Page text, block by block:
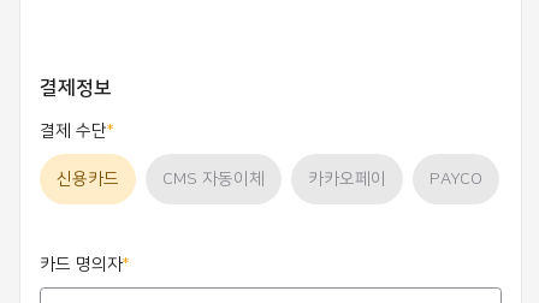
결제정보
결제 수단
신용카드 CMS 자동이체 카카오페이 PAYCO
카드 명의자